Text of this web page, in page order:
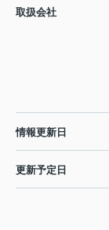
取扱会社
情報更新日
更新予定日